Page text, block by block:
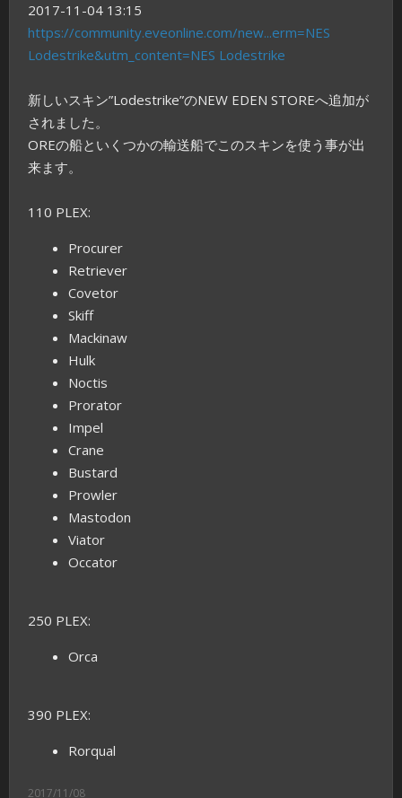
2017-11-04 13:15
https://community.eveonline.com/new...erm=NES
Lodestrike&utm_content=NES Lodestrike
新しいスキン”Lodestrike”のNEW EDEN STOREへ追加が
されました。
OREの船といくつかの輸送船でこのスキンを使う事が出
来ます。
110 PLEX:
Procurer
Retriever
Covetor
Skiff
Mackinaw
Hulk
Noctis
Prorator
Impel
Crane
Bustard
Prowler
Mastodon
Viator
Occator
250 PLEX:
Orca
390 PLEX:
Rorqual
2017/11/08